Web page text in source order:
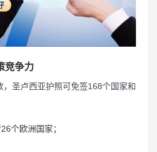
竞争力
圣卢西亚护照可免签168个国家和
个欧洲国家；